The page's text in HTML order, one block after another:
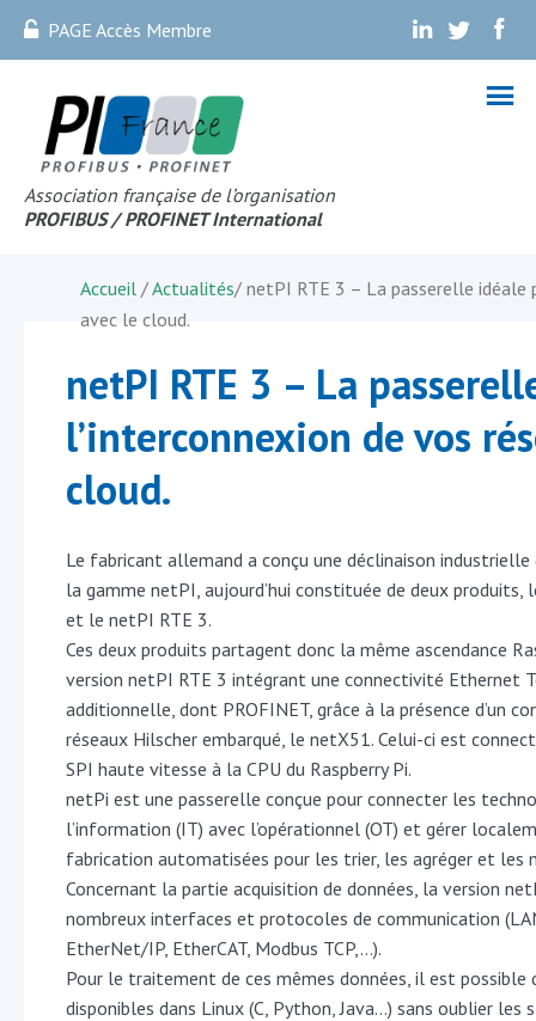
PAGE Accès Membre . . .
Association française de l’organisation
PROFIBUS / PROFINET International
Accueil /Actualités/ netPI RTE 3 – La passerelle idéale
avec le cloud.
netPI RTE 3 – La
l’interconnexion de vos
cloud.
Le fabricant allemand a conçu une déclinaison industrielle
la gamme netPI, aujourd’hui constituée de deux produits,
et le netPI RTE 3.
Ces deux produits partagent donc la même ascendance
version netPI RTE 3 intégrant une connectivité Ethernet
additionnelle, dont PROFINET, grâce à la présence d’un
réseaux Hilscher embarqué, le netX51. Celui-ci est
SPI haute vitesse à la CPU du Raspberry Pi.
netPi est une passerelle conçue pour connecter les
l’information (IT) avec l’opérationnel (OT) et gérer
fabrication automatisées pour les trier, les agréger et les
Concernant la partie acquisition de données, la version
nombreux interfaces et protocoles de communication
EtherNet/IP, EtherCAT, Modbus TCP,…).
Pour le traitement de ces mêmes données, il est possible
disponibles dans Linux (C, Python, Java…) sans oublier les